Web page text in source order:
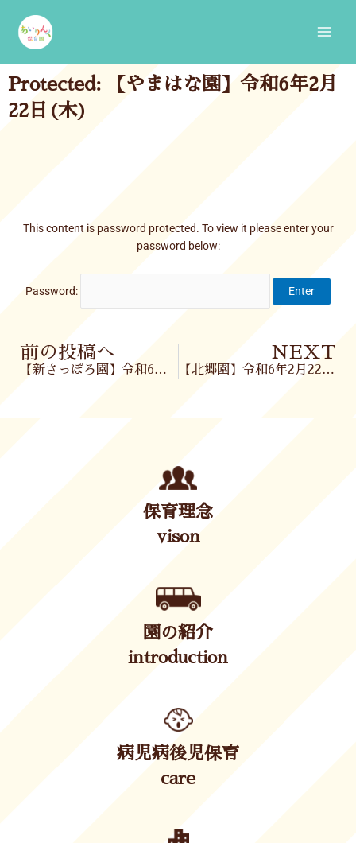
content
Protected: 【やまはな園】令和6年2月
22日(木)
This content is password protected. To view it please enter your
password below:
Password:
Prev
前の投稿へ
【新さっぽろ園】令和6年2月22日(木)
NEXT
【北郷園】令和6年2月22日(木)
保育理念
vison
園の紹介
introduction
病児病後児保育
care